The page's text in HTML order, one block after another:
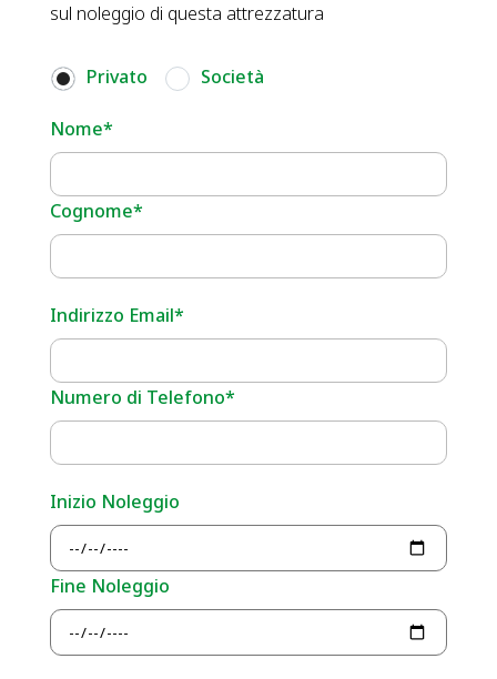
sul noleggio di questa attrezzatura
Privato Società
Nome*
Cognome*
Indirizzo Email*
Numero di Telefono*
Inizio Noleggio
Fine Noleggio